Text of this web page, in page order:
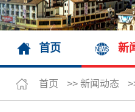
首页 新
首页 >> 新闻动态